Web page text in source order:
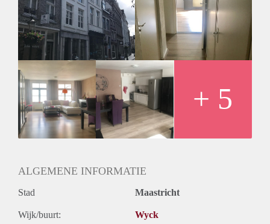
student).
De huurprijs excl. GWE bedraagt € 790,- per maand. Borg is
gelijk aan 1 maandhuur.
+ 5
ALGEMENE INFORMATIE
Stad Maastricht
Wijk/buurt: Wyck